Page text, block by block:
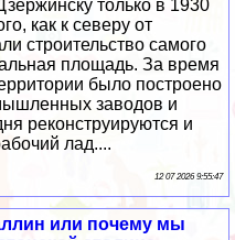
только в 1930
как к северу от
строительство самого
площадь. За время
было построено
заводов и
реконструируются и
лад....
12 07 2026 9:55:47
или почему мы